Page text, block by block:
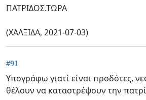
ΠΑΤΡΙΔΟΣ.ΤΩΡΑ
(ΧΑΛΞΙΔΑ, 2021-07-03)
#91
Υπογράφω γιατί είναι προδότες,
θέλουν να καταστρέψουν την